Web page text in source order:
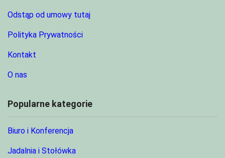
Odstąp od umowy tutaj
Polityka Prywatności
Kontakt
O nas
Popularne kategorie
Biuro i Konferencja
Jadalnia i Stołówka